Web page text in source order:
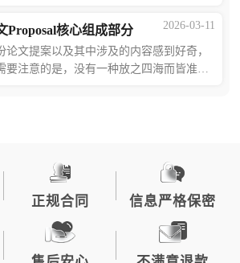
题，那么你都可以
2026-03-11
Proposal核心组成部分
论文提案以及其中涉及的内容感到好奇，
要注意的是，没有一种放之四海而皆准的
正规合同 信息严格保密